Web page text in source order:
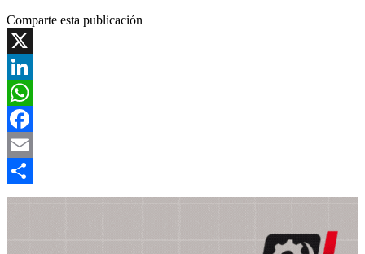
Comparte esta publicación |
X
LinkedIn
WhatsApp
Facebook
Email
Compartir